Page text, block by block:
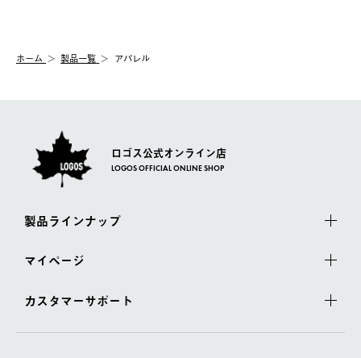
【配送業者】
佐川急便にて配送されます。
一度お手元の商品を返品いただき、ご希望商品を再注文してくだ
ホーム 製品一覧 アパレル
ロゴス公式オンライン店
LOGOS OFFICIAL ONLINE SHOP
製品ラインナップ
マイページ
カスタマーサポート